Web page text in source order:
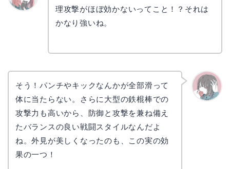
理攻撃がほぼ効かないってこと！？それは
かなり強いね。
そう！パンチやキックなんかが全部滑って
体に当たらない。さらに大型の鉄棍棒での
攻撃力も高いから、防御と攻撃を兼ね備え
たバランスの良い戦闘スタイルなんだよ
ね。外見が美しくなったのも、この実の効
果の一つ！